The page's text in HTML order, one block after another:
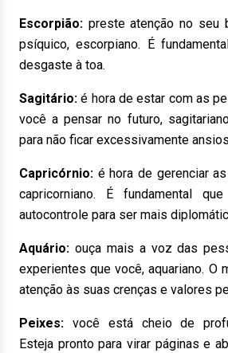
Escorpião: preste atenção no seu
psíquico, escorpiano. É
desgaste à toa.
Sagitário: é hora de estar com as
você a pensar no futuro,
para não ficar excessivamente
Capricórnio: é hora de gerenciar
capricorniano. É fundamental
autocontrole para ser mais
Aquário: ouça mais a voz das
experientes que você, aquariano. O
atenção às suas crenças e valores
Peixes: você está cheio de
Esteja pronto para virar páginas e